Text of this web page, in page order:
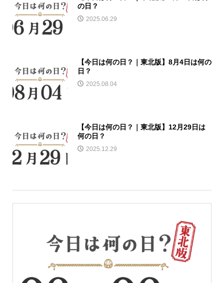
の日？
2025.06.29
【今日は何の日？｜東北版】8月4日は何の
日？
2025.08.04
【今日は何の日？｜東北版】12月29日は
何の日？
2025.12.29